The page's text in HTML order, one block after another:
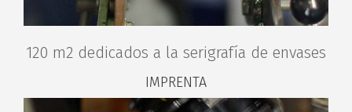
120 m2 dedicados a la serigrafía de envases
IMPRENTA